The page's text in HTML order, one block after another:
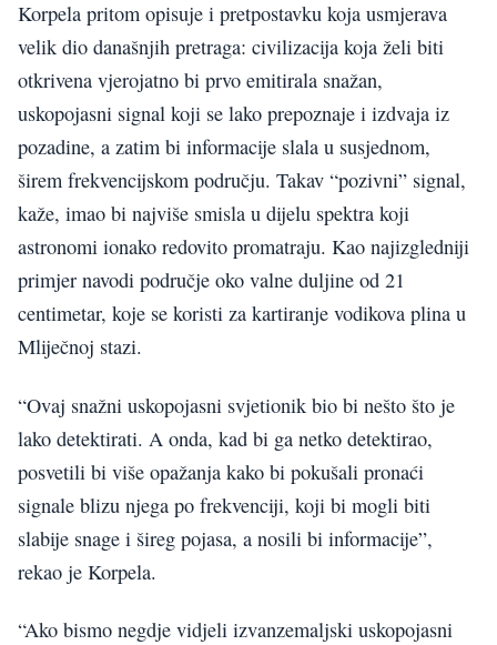
Korpela pritom opisuje i pretpostavku koja usmjerava
velik dio današnjih pretraga: civilizacija koja želi biti
otkrivena vjerojatno bi prvo emitirala snažan,
uskopojasni signal koji se lako prepoznaje i izdvaja iz
pozadine, a zatim bi informacije slala u susjednom,
širem frekvencijskom području. Takav “pozivni” signal,
kaže, imao bi najviše smisla u dijelu spektra koji
astronomi ionako redovito promatraju. Kao najizgledniji
primjer navodi područje oko valne duljine od 21
centimetar, koje se koristi za kartiranje vodikova plina u
Mliječnoj stazi.
“Ovaj snažni uskopojasni svjetionik bio bi nešto što je
lako detektirati. A onda, kad bi ga netko detektirao,
posvetili bi više opažanja kako bi pokušali pronaći
signale blizu njega po frekvenciji, koji bi mogli biti
slabije snage i šireg pojasa, a nosili bi informacije”,
rekao je Korpela.
“Ako bismo negdje vidjeli izvanzemaljski uskopojasni